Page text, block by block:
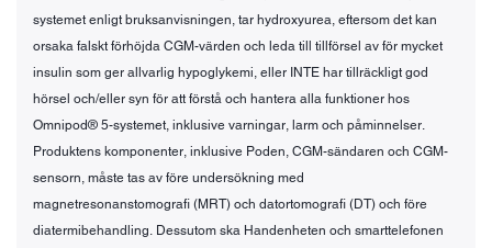
systemet enligt bruksanvisningen, tar hydroxyurea, eftersom det kan
orsaka falskt förhöjda CGM-värden och leda till tillförsel av för mycket
insulin som ger allvarlig hypoglykemi, eller INTE har tillräckligt god
hörsel och/eller syn för att förstå och hantera alla funktioner hos
Omnipod® 5-systemet, inklusive varningar, larm och påminnelser.
Produktens komponenter, inklusive Poden, CGM-sändaren och CGM-
sensorn, måste tas av före undersökning med
magnetresonanstomograﬁ (MRT) och datortomograﬁ (DT) och före
diatermibehandling. Dessutom ska Handenheten och smarttelefonen